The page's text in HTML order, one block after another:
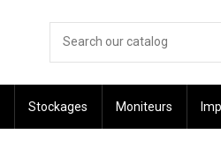
Stockages Moniteurs